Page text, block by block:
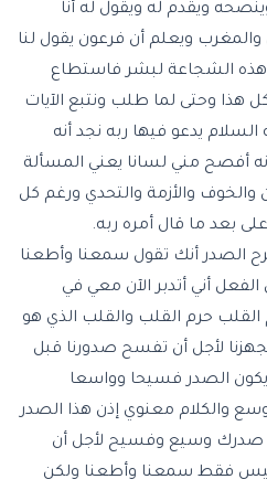
ويقدم له ويقول له أنا
ويعلم أن فرعون يقول لنا
هذه الشجاعة لبشر فاستطاع
هذا وحتى لما طلب ونتبع الآيات
يدعو فيها ربه نجد أنه
أفصح مني لسانا يعني المسألة
والأزمة والتحدي ورغم كل
بعد ما قال أمره ربه.
الصدر أنك تقول سمعنا وأطعنا
أني أتدبر الآن معي في
القلب حرم القلب والقلب الذي هو
يجهزنا لأجل أن تفسح صدورنا قبل
يكون الصدر فسيحا وواسعا
والكلام معنوي إذن هذا الصدر
صدرك وسيع وفسيح لأجل أن
ليس فقط سمعنا وأطعنا ولكن